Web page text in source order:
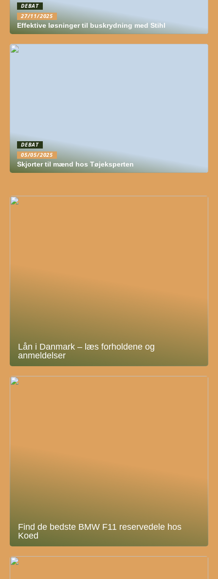
DEBAT
27/11/2025
Effektive løsninger til buskrydning med Stihl
DEBAT
05/05/2025
Skjorter til mænd hos Tøjeksperten
Lån i Danmark – læs forholdene og
anmeldelser
Find de bedste BMW F11 reservedele hos
Koed